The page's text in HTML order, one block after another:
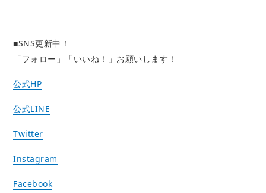
■SNS更新中！
「フォロー」「いいね！」お願いします！
公式HP
公式LINE
Twitter
Instagram
Facebook